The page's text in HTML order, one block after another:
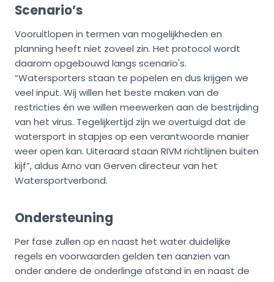
Scenario’s
Vooruitlopen in termen van mogelijkheden en
planning heeft niet zoveel zin. Het protocol wordt
daarom opgebouwd langs scenario's.
“Watersporters staan te popelen en dus krijgen we
veel input. Wij willen het beste maken van de
restricties én we willen meewerken aan de bestrijding
van het virus. Tegelijkertijd zijn we overtuigd dat de
watersport in stapjes op een verantwoorde manier
weer open kan. Uiteraard staan RIVM richtlijnen buiten
kijf”, aldus Arno van Gerven directeur van het
Watersportverbond.
Ondersteuning
Per fase zullen op en naast het water duidelijke
regels en voorwaarden gelden ten aanzien van
onder andere de onderlinge afstand in en naast de